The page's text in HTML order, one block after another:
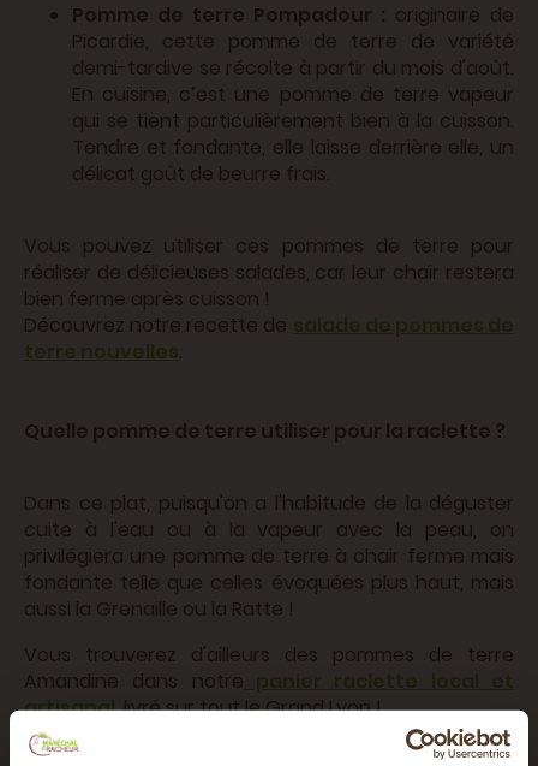
Pomme de terre Pompadour : originaire de
Picardie, cette pomme de terre de variété
demi-tardive se récolte à partir du mois d'août.
En cuisine, c’est une pomme de terre vapeur
qui se tient particulièrement bien à la cuisson.
Tendre et fondante, elle laisse derrière elle, un
délicat goût de beurre frais.
Vous pouvez utiliser ces pommes de terre pour
réaliser de délicieuses salades, car leur chair restera
bien ferme après cuisson !
Découvrez notre recette de salade de pommes de
terre nouvelles.
Quelle pomme de terre utiliser pour la raclette ?
Dans ce plat, puisqu'on a l'habitude de la déguster
cuite à l'eau ou à la vapeur avec la peau, on
privilégiera une pomme de terre à chair ferme mais
fondante telle que celles évoquées plus haut, mais
aussi la Grenaille ou la Ratte !
Vous trouverez d'ailleurs des pommes de terre
Amandine dans notre panier raclette local et
artisanal, livré sur tout le Grand Lyon !